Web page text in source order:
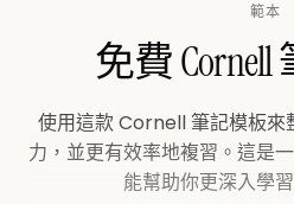
範本
免費
使用這款 Cornell 筆記模板來
力，並更有效率地複習。這是
能幫助你更深入學